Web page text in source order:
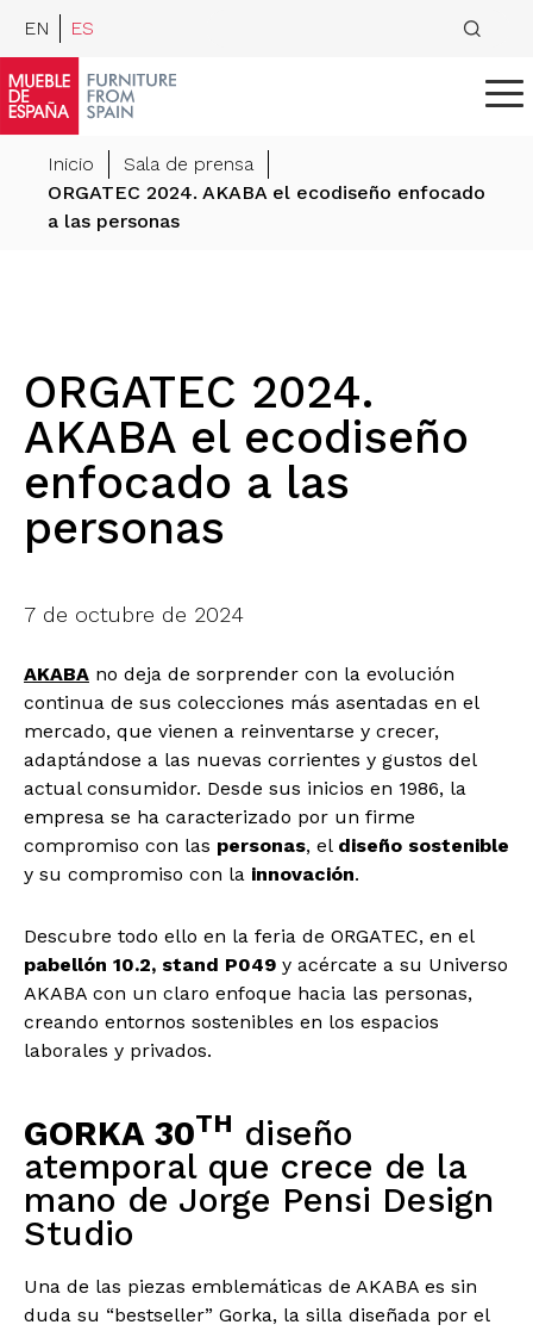
EN ES
Inicio
Sala de prensa
ORGATEC 2024. AKABA el ecodiseño enfocado
a las personas
ORGATEC 2024.
AKABA el ecodiseño
enfocado a las
personas
7 de octubre de 2024
AKABA no deja de sorprender con la evolución
continua de sus colecciones más asentadas en el
mercado, que vienen a reinventarse y crecer,
adaptándose a las nuevas corrientes y gustos del
actual consumidor. Desde sus inicios en 1986, la
empresa se ha caracterizado por un firme
compromiso con las personas, el diseño sostenible
y su compromiso con la innovación.
Descubre todo ello en la feria de ORGATEC, en el
pabellón 10.2, stand P049 y acércate a su Universo
AKABA con un claro enfoque hacia las personas,
creando entornos sostenibles en los espacios
laborales y privados.
GORKA 30TH diseño
atemporal que crece de la
mano de Jorge Pensi Design
Studio
Una de las piezas emblemáticas de AKABA es sin
duda su “bestseller” Gorka, la silla diseñada por el